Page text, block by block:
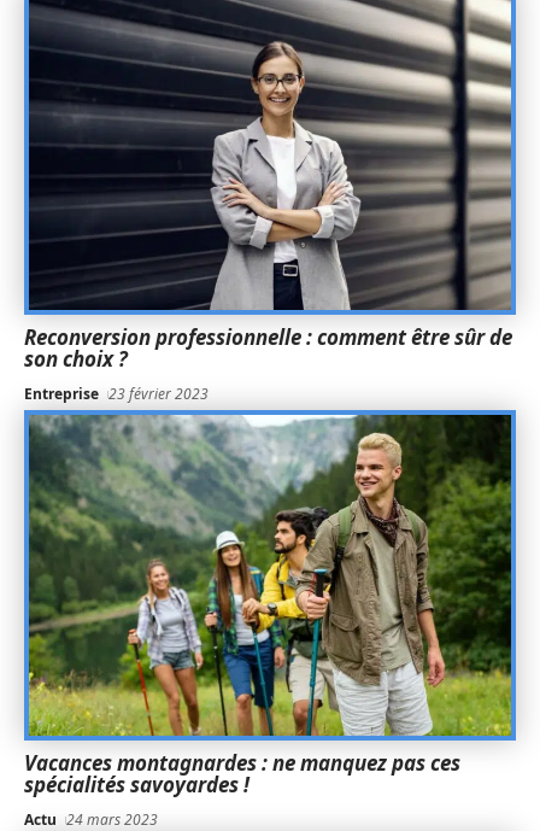
Reconversion professionnelle : comment être sûr de
son choix ?
Entreprise 23 février 2023
Vacances montagnardes : ne manquez pas ces
spécialités savoyardes !
Actu 24 mars 2023